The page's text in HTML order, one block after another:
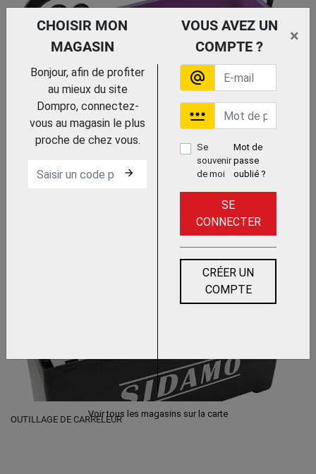
DIVERS OUTILLAGE CARRELEUR
PLATOIR DE NETTOYAGE
OUTILLAGE DE CARRELEUR
CHOISIR MON
MAGASIN
VOUS AVEZ UN
COMPTE ?
×
Bonjour, afin de profiter
au mieux du site
Dompro, connectez-
vous au magasin le plus
proche de chez vous.
arrow_forward
alternate_email
password
Se
souvenir
de moi
Mot de
passe
oublié ?
SE
CONNECTER
CRÉER UN
COMPTE
Voir tous les magasins sur la carte